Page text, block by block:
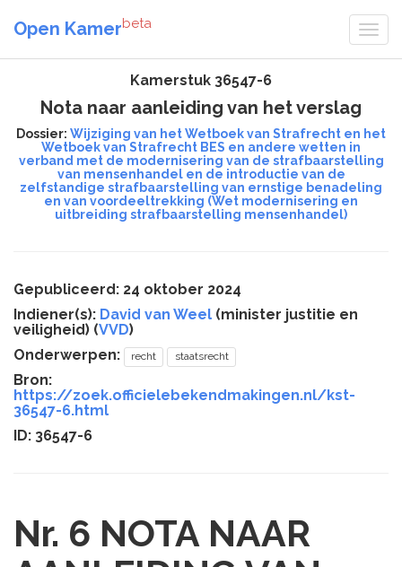
Open Kamerbeta
Kamerstuk 36547-6
Nota naar aanleiding van het verslag
Dossier: Wijziging van het Wetboek van Strafrecht en het
Wetboek van Strafrecht BES en andere wetten in
verband met de modernisering van de strafbaarstelling
van mensenhandel en de introductie van de
zelfstandige strafbaarstelling van ernstige benadeling
en van voordeeltrekking (Wet modernisering en
uitbreiding strafbaarstelling mensenhandel)
Gepubliceerd: 24 oktober 2024
Indiener(s): David van Weel (minister justitie en
veiligheid) (VVD)
Onderwerpen:
recht staatsrecht
Bron:
https://zoek.officielebekendmakingen.nl/kst-
36547-6.html
ID: 36547-6
Nr. 6 NOTA NAAR